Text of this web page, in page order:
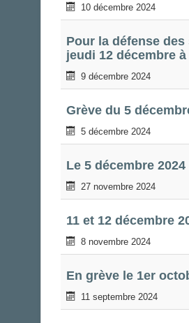
10 décembre 2024
Pour la défense
jeudi 12 décembre à
9 décembre 2024
Grève du 5
5 décembre 2024
Le 5 décembre
27 novembre 2024
11 et 12 décembre
8 novembre 2024
En grève le 1er
11 septembre 2024